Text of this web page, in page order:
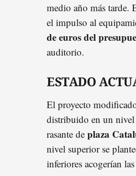
medio año más
el impulso al
de euros del
auditorio.
ESTADO
El proyecto
distribuido en un nivel
rasante de plaza
nivel superior se
inferiores acogerían las